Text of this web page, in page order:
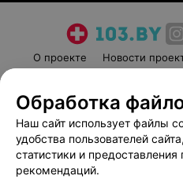
О проекте Новости
Пользовательское
Вакансии
Написать
Обработка
Наш сайт использует файлы
удобства пользователей
статистики и
рекомендаций.